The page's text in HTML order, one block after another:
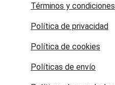
Política de privacidad
Políticas de envío
Política de cookies
Términos y condiciones